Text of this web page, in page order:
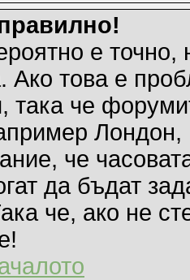
е точно,
Ако това е
така че
че
да бъдат
че, ако не